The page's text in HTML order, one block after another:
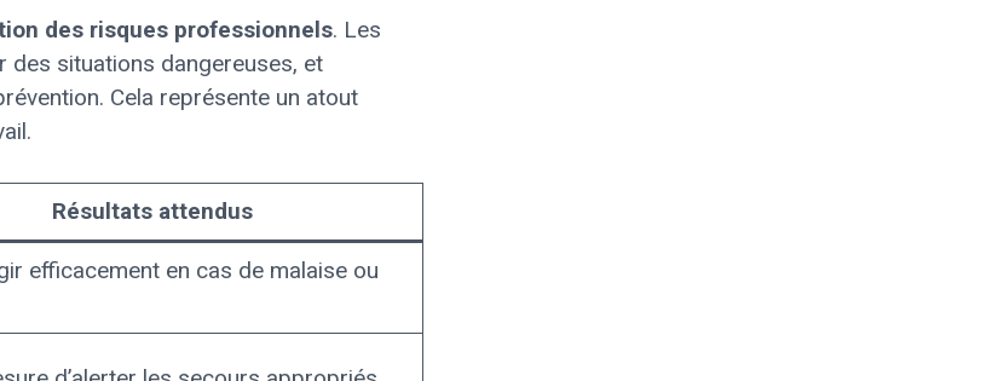
des risques professionnels. Les
des situations dangereuses, et
Cela représente un atout
Résultats attendus
efficacement en cas de malaise ou